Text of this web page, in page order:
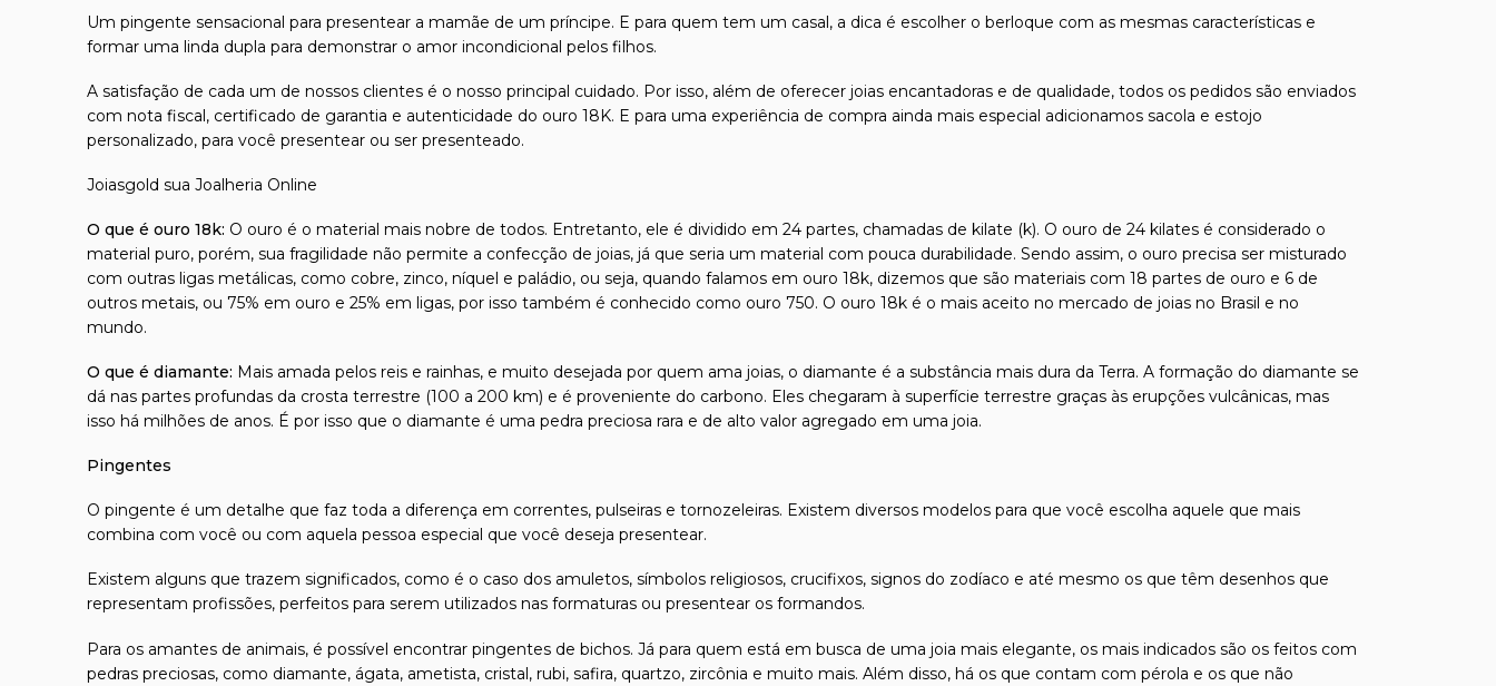
Um pingente sensacional para presentear a mamãe de um príncipe. E para quem tem um casal, a dica é escolher o berloque com as mesmas características e
formar uma linda dupla para demonstrar o amor incondicional pelos filhos.
A satisfação de cada um de nossos clientes é o nosso principal cuidado. Por isso, além de oferecer joias encantadoras e de qualidade, todos os pedidos são enviados
com nota fiscal, certificado de garantia e autenticidade do ouro 18K. E para uma experiência de compra ainda mais especial adicionamos sacola e estojo
personalizado, para você presentear ou ser presenteado.
Joiasgold sua Joalheria Online
O que é ouro 18k: O ouro é o material mais nobre de todos. Entretanto, ele é dividido em 24 partes, chamadas de kilate (k). O ouro de 24 kilates é considerado o
material puro, porém, sua fragilidade não permite a confecção de joias, já que seria um material com pouca durabilidade. Sendo assim, o ouro precisa ser misturado
com outras ligas metálicas, como cobre, zinco, níquel e paládio, ou seja, quando falamos em ouro 18k, dizemos que são materiais com 18 partes de ouro e 6 de
outros metais, ou 75% em ouro e 25% em ligas, por isso também é conhecido como ouro 750. O ouro 18k é o mais aceito no mercado de joias no Brasil e no
mundo.
O que é diamante: Mais amada pelos reis e rainhas, e muito desejada por quem ama joias, o diamante é a substância mais dura da Terra. A formação do diamante se
dá nas partes profundas da crosta terrestre (100 a 200 km) e é proveniente do carbono. Eles chegaram à superfície terrestre graças às erupções vulcânicas, mas
isso há milhões de anos. É por isso que o diamante é uma pedra preciosa rara e de alto valor agregado em uma joia.
Pingentes
O pingente é um detalhe que faz toda a diferença em correntes, pulseiras e tornozeleiras. Existem diversos modelos para que você escolha aquele que mais
combina com você ou com aquela pessoa especial que você deseja presentear.
Existem alguns que trazem significados, como é o caso dos amuletos, símbolos religiosos, crucifixos, signos do zodíaco e até mesmo os que têm desenhos que
representam profissões, perfeitos para serem utilizados nas formaturas ou presentear os formandos.
Para os amantes de animais, é possível encontrar pingentes de bichos. Já para quem está em busca de uma joia mais elegante, os mais indicados são os feitos com
pedras preciosas, como diamante, ágata, ametista, cristal, rubi, safira, quartzo, zircônia e muito mais. Além disso, há os que contam com pérola e os que não